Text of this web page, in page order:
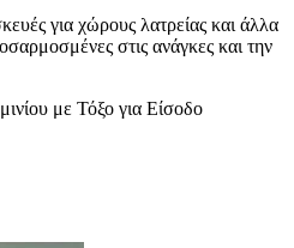
για χώρους λατρείας και άλλα
στις ανάγκες και την
με Τόξο για Είσοδο